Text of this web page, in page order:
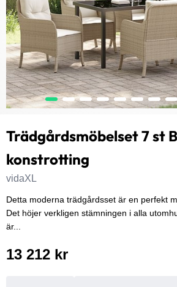
Trädgårdsmöbelset 7 st
konstrotting
vidaXL
Detta moderna trädgårdsset är en perfekt
Det höjer verkligen stämningen i alla
är...
13 212 kr